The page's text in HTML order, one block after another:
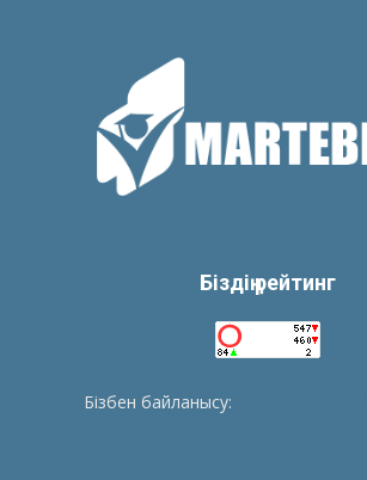
Біздің рейтинг
Бізбен байланысу: